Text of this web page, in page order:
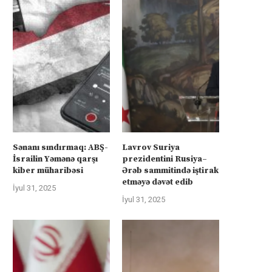
Sənanı sındırmaq: ABŞ-
İsrailin Yəmənə qarşı
kiber müharibəsi
İyul 31, 2025
Lavrov Suriya
prezidentini Rusiya–
Ərəb sammitində iştirak
etməyə dəvət edib
İyul 31, 2025